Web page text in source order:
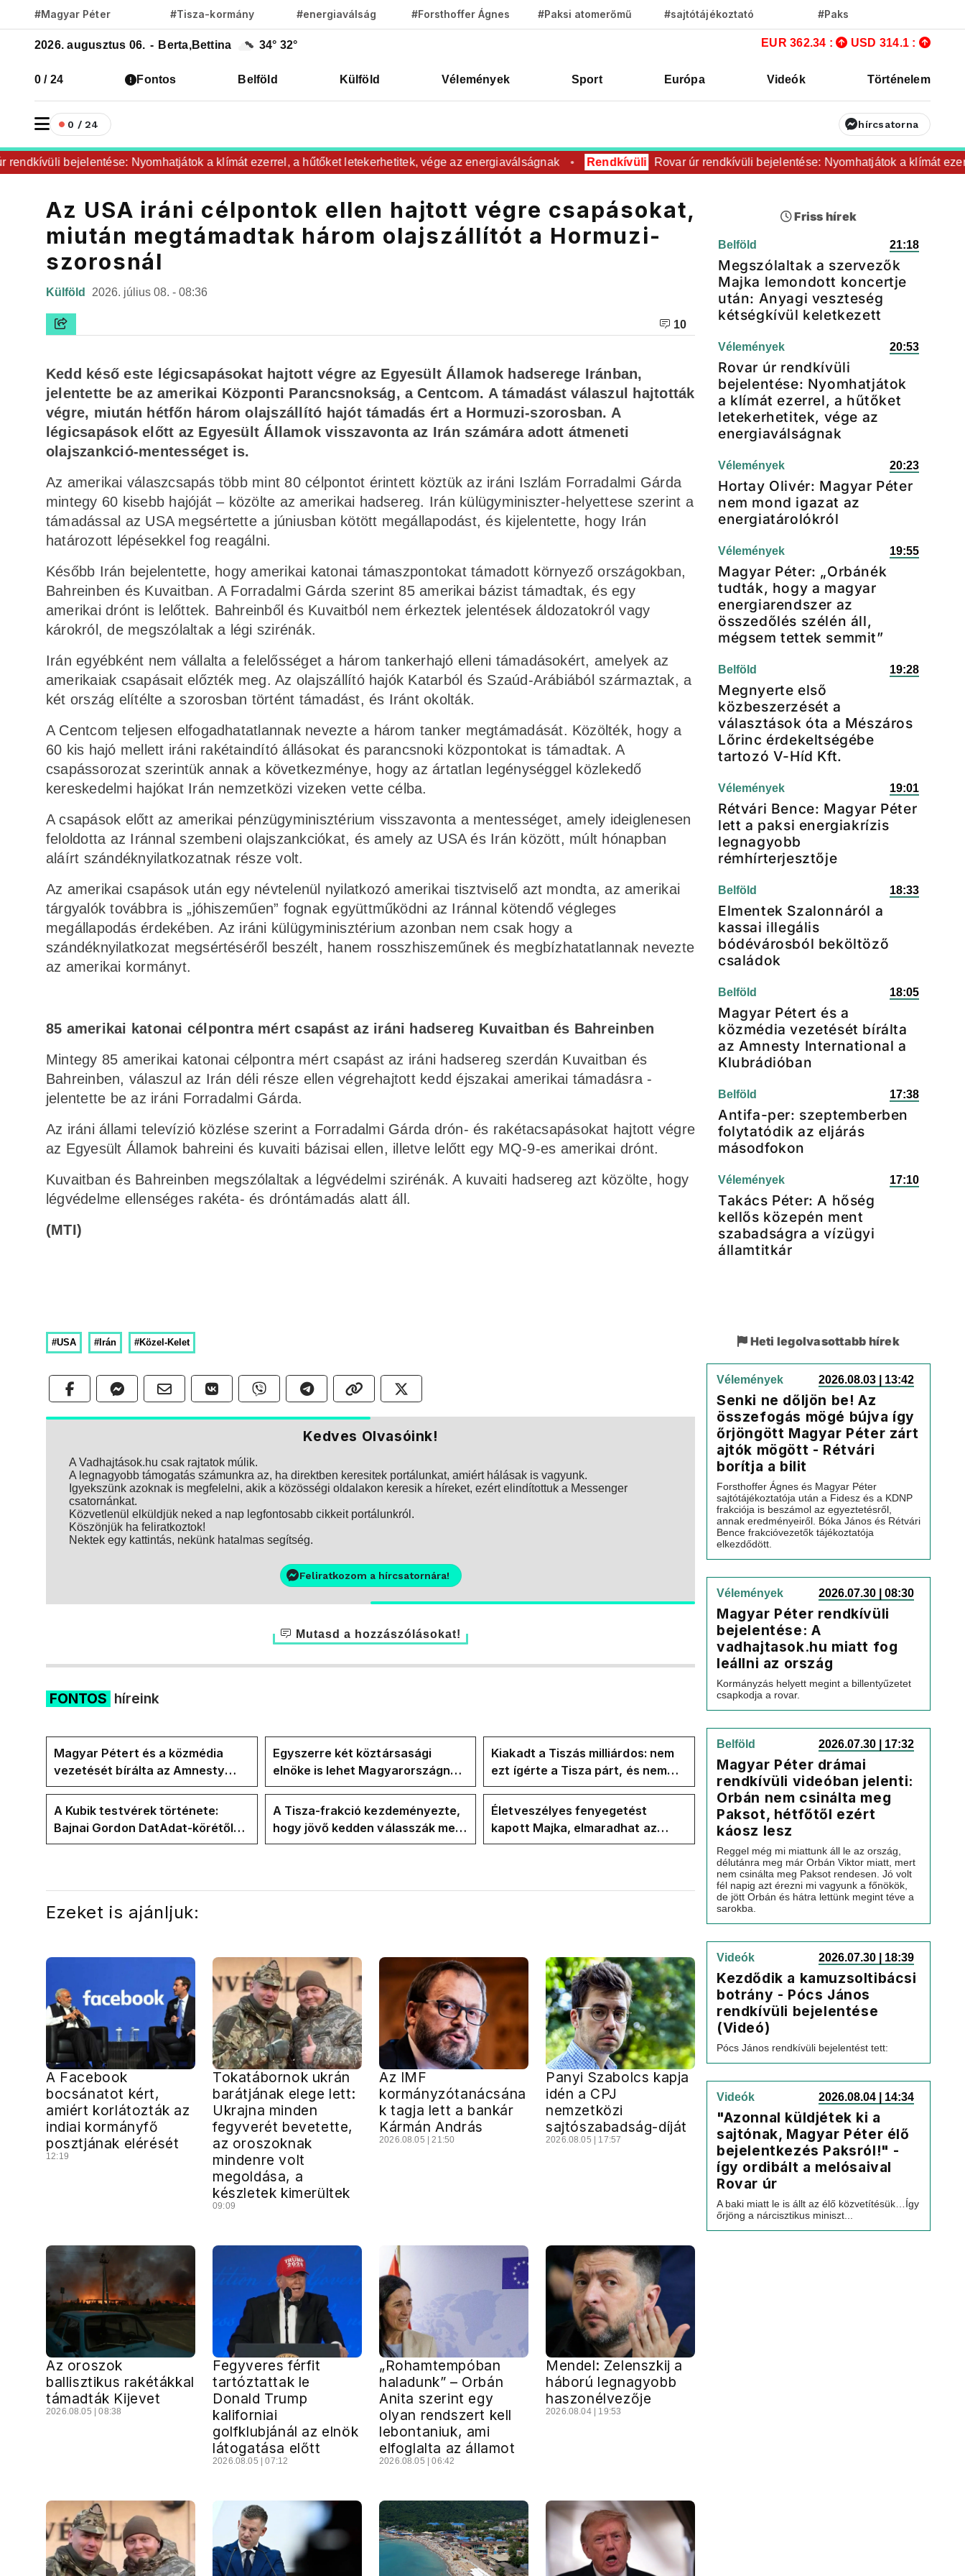
#Magyar Péter #Tisza-kormány #energiaválság #Forsthoffer Ágnes #Paksi atomerőmű #sajtótájékoztató #Paks
2026. augusztus 06. - Berta,Bettina 34° 32° EUR 362.34 : USD 314.1 :
0 / 24 Fontos Belföld Külföld Vélemények Sport Európa Videók Történelem
0 / 24 hírcsatorna
bejelentése: Nyomhatjátok a klímát ezerrel, a hűtőket letekerhetitek, vége az energiaválságnak Rendkívüli Rovar úr rendkívüli bejelentése: Nyomhatjátok a klímát
Az USA iráni célpontok ellen hajtott végre csapásokat,
miután megtámadtak három olajszállítót a Hormuzi-
szorosnál
Külföld 2026. július 08. - 08:36
10
Kedd késő este légicsapásokat hajtott végre az Egyesült Államok hadserege Iránban,
jelentette be az amerikai Központi Parancsnokság, a Centcom. A támadást válaszul hajtották
végre, miután hétfőn három olajszállító hajót támadás ért a Hormuzi-szorosban. A
légicsapások előtt az Egyesült Államok visszavonta az Irán számára adott átmeneti
olajszankció-mentességet is.
Az amerikai válaszcsapás több mint 80 célpontot érintett köztük az iráni Iszlám Forradalmi Gárda
mintegy 60 kisebb hajóját – közölte az amerikai hadsereg. Irán külügyminiszter-helyettese szerint a
támadással az USA megsértette a júniusban kötött megállapodást, és kijelentette, hogy Irán
határozott lépésekkel fog reagálni.
Később Irán bejelentette, hogy amerikai katonai támaszpontokat támadott környező országokban,
Bahreinben és Kuvaitban. A Forradalmi Gárda szerint 85 amerikai bázist támadtak, és egy
amerikai drónt is lelőttek. Bahreinből és Kuvaitból nem érkeztek jelentések áldozatokról vagy
károkról, de megszólaltak a légi szirénák.
Irán egyébként nem vállalta a felelősséget a három tankerhajó elleni támadásokért, amelyek az
amerikaiak csapásait előzték meg. Az olajszállító hajók Katarból és Szaúd-Arábiából származtak, a
két ország elítélte a szorosban történt támadást, és Iránt okolták.
A Centcom teljesen elfogadhatatlannak nevezte a három tanker megtámadását. Közölték, hogy a
60 kis hajó mellett iráni rakétaindító állásokat és parancsnoki központokat is támadtak. A
csapássorozat szerintük annak a következménye, hogy az ártatlan legénységgel közlekedő
kereskedelmi hajókat Irán nemzetközi vizeken vette célba.
A csapások előtt az amerikai pénzügyminisztérium visszavonta a mentességet, amely ideiglenesen
feloldotta az Iránnal szembeni olajszankciókat, és amely az USA és Irán között, múlt hónapban
aláírt szándéknyilatkozatnak része volt.
Az amerikai csapások után egy névtelenül nyilatkozó amerikai tisztviselő azt mondta, az amerikai
tárgyalók továbbra is „jóhiszeműen” fognak együttműködni az Iránnal kötendő végleges
megállapodás érdekében. Az iráni külügyminisztérium azonban nem csak hogy a
szándéknyilatkozat megsértéséről beszélt, hanem rosszhiszeműnek és megbízhatatlannak nevezte
az amerikai kormányt.
85 amerikai katonai célpontra mért csapást az iráni hadsereg Kuvaitban és Bahreinben
Mintegy 85 amerikai katonai célpontra mért csapást az iráni hadsereg szerdán Kuvaitban és
Bahreinben, válaszul az Irán déli része ellen végrehajtott kedd éjszakai amerikai támadásra -
jelentette be az iráni Forradalmi Gárda.
Az iráni állami televízió közlése szerint a Forradalmi Gárda drón- és rakétacsapásokat hajtott végre
az Egyesült Államok bahreini és kuvaiti bázisai ellen, illetve lelőtt egy MQ-9-es amerikai drónt.
Kuvaitban és Bahreinben megszólaltak a légvédelmi szirénák. A kuvaiti hadsereg azt közölte, hogy
légvédelme ellenséges rakéta- és dróntámadás alatt áll.
(MTI)
#USA #Irán #Közel-Kelet
Kedves Olvasóink!
A Vadhajtások.hu csak rajtatok múlik.
A legnagyobb támogatás számunkra az, ha direktben keresitek portálunkat, amiért hálásak is vagyunk.
Igyekszünk azoknak is megfelelni, akik a közösségi oldalakon keresik a híreket, ezért elindítottuk a Messenger
csatornánkat.
Közvetlenül elküldjük neked a nap legfontosabb cikkeit portálunkról.
Köszönjük ha feliratkoztok!
Nektek egy kattintás, nekünk hatalmas segítség.
Feliratkozom a hírcsatornára!
Mutasd a hozzászólásokat!
FONTOS híreink
Magyar Pétert és a közmédia
vezetését bírálta az Amnesty
International a Klubrádióban
Egyszerre két köztársasági
elnöke is lehet Magyarországnak
jövő hétre
Kiakadt a Tiszás milliárdos: nem
ezt ígérte a Tisza párt, és nem
ezt ígérte Magyar Péter a
kampányban
A Kubik testvérek története:
Bajnai Gordon DatAdat-körétől
az ECDA-n át Magyar Péter
A Tisza-frakció kezdeményezte,
hogy jövő kedden válasszák meg
az új köztársasági elnököt
Életveszélyes fenyegetést
kapott Majka, elmaradhat az
erdélyi koncertje
Ezeket is ajánljuk:
A Facebook
bocsánatot kért,
amiért korlátozták az
indiai kormányfő
posztjának elérését
12:19
Tokatábornok ukrán
barátjának elege lett:
Ukrajna minden
fegyverét bevetette,
az oroszoknak
mindenre volt
megoldása, a
készletek kimerültek
09:09
Az IMF
kormányzótanácsána
k tagja lett a bankár
Kármán András
2026.08.05 | 21:50
Panyi Szabolcs kapja
idén a CPJ
nemzetközi
sajtószabadság-díját
2026.08.05 | 17:57
Az oroszok
ballisztikus rakétákkal
támadták Kijevet
2026.08.05 | 08:38
Fegyveres férfit
tartóztattak le
Donald Trump
kaliforniai
golfklubjánál az elnök
látogatása előtt
2026.08.05 | 07:12
„Rohamtempóban
haladunk” – Orbán
Anita szerint egy
olyan rendszert kell
lebontaniuk, ami
elfoglalta az államot
2026.08.05 | 06:42
Mendel: Zelenszkij a
háború legnagyobb
haszonélvezője
2026.08.04 | 19:53
Friss hírek
Belföld 21:18
Megszólaltak a szervezők
Majka lemondott koncertje
után: Anyagi veszteség
kétségkívül keletkezett
Vélemények 20:53
Rovar úr rendkívüli
bejelentése: Nyomhatjátok
a klímát ezerrel, a hűtőket
letekerhetitek, vége az
energiaválságnak
Vélemények 20:23
Hortay Olivér: Magyar Péter
nem mond igazat az
energiatárolókról
Vélemények 19:55
Magyar Péter: „Orbánék
tudták, hogy a magyar
energiarendszer az
összedőlés szélén áll,
mégsem tettek semmit”
Belföld 19:28
Megnyerte első
közbeszerzését a
választások óta a Mészáros
Lőrinc érdekeltségébe
tartozó V-Híd Kft.
Vélemények 19:01
Rétvári Bence: Magyar Péter
lett a paksi energiakrízis
legnagyobb
rémhírterjesztője
Belföld 18:33
Elmentek Szalonnáról a
kassai illegális
bódévárosból beköltöző
családok
Belföld 18:05
Magyar Pétert és a
közmédia vezetését bírálta
az Amnesty International a
Klubrádióban
Belföld 17:38
Antifa-per: szeptemberben
folytatódik az eljárás
másodfokon
Vélemények 17:10
Takács Péter: A hőség
kellős közepén ment
szabadságra a vízügyi
államtitkár
Heti legolvasottabb hírek
Vélemények 2026.08.03 | 13:42
Senki ne dőljön be! Az
összefogás mögé bújva így
őrjöngött Magyar Péter zárt
ajtók mögött - Rétvári
borítja a bilit
Forsthoffer Ágnes és Magyar Péter
sajtótájékoztatója után a Fidesz és a KDNP
frakciója is beszámol az egyeztetésről,
annak eredményeiről. Bóka János és Rétvári
Bence frakcióvezetők tájékoztatója
elkezdődött.
Vélemények 2026.07.30 | 08:30
Magyar Péter rendkívüli
bejelentése: A
vadhajtasok.hu miatt fog
leállni az ország
Kormányzás helyett megint a billentyűzetet
csapkodja a rovar.
Belföld 2026.07.30 | 17:32
Magyar Péter drámai
rendkívüli videóban jelenti:
Orbán nem csinálta meg
Paksot, hétfőtől ezért
káosz lesz
Reggel még mi miattunk áll le az ország,
délutánra meg már Orbán Viktor miatt, mert
nem csinálta meg Paksot rendesen. Jó volt
fél napig azt érezni mi vagyunk a főnökök,
de jött Orbán és hátra lettünk megint téve a
sarokba.
Videók 2026.07.30 | 18:39
Kezdődik a kamuzsoltibácsi
botrány - Pócs János
rendkívüli bejelentése
(Videó)
Pócs János rendkívüli bejelentést tett:
Videók 2026.08.04 | 14:34
"Azonnal küldjétek ki a
sajtónak, Magyar Péter élő
bejelentkezés Paksról!" -
így ordibált a melósaival
Rovar úr
A baki miatt le is állt az élő közvetítésük…Így
őrjöng a nárcisztikus miniszt...